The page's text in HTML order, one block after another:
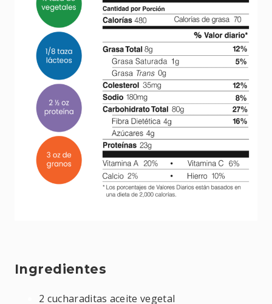
Ingredientes
2 cucharaditas aceite vegetal